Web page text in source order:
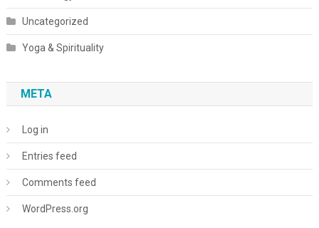
Uncategorized
Yoga & Spirituality
META
Log in
Entries feed
Comments feed
WordPress.org